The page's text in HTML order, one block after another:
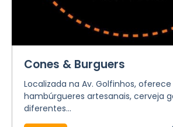
Cones & Burguers
Localizada na Av. Golfinhos,
hambúrgueres artesanais, cerveja
diferentes...